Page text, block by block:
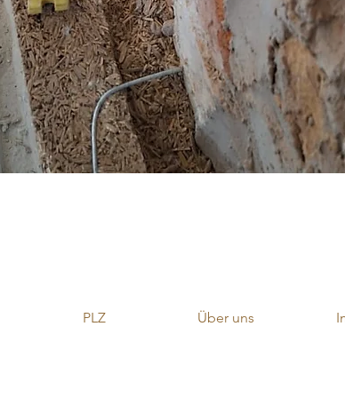
als 2 Tonnen CO²
Wenn das nicht
PLZ Über uns